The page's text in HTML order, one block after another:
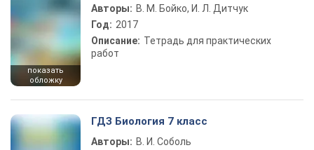
показать
обложку
Авторы: В. М. Бойко, И. Л. Дитчук
Год: 2017
Описание: Тетрадь для практических
работ
ГДЗ Биология 7 класс
Авторы: В. И. Соболь